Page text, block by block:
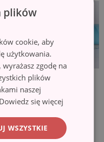
plików
cookie, aby
użytkowania.
zgodę na
plików
naszej
Dowiedz się więcej
WSZYSTKIE